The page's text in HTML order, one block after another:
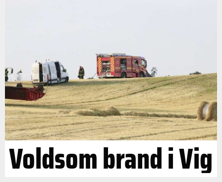
Voldsom brand i Vig